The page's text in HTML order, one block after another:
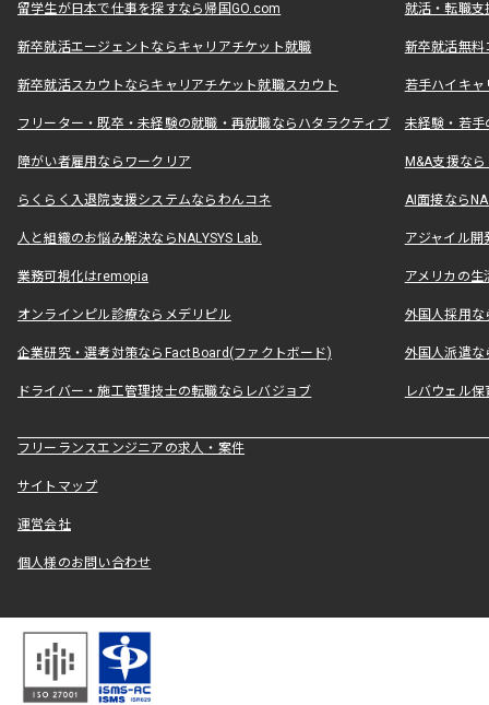
留学生が日本で仕事を探すなら帰国GO.com 就活・転職
新卒就活エージェントならキャリアチケット就職 新卒就活無料
新卒就活スカウトならキャリアチケット就職スカウト 若手ハイキ
フリーター・既卒・未経験の就職・再就職ならハタラクティブ 未経験・若手
障がい者雇用ならワークリア M&A支援な
らくらく入退院支援システムならわんコネ AI面接なら
人と組織のお悩み解決ならNALYSYS Lab. アジャイル
業務可視化はremopia アメリカの
オンラインピル診療ならメデリピル 外国人採用
企業研究・選考対策ならFactBoard(ファクトボード) 外国人派遣な
ドライバー・施工管理技士の転職ならレバジョブ レバウェル
フリーランスエンジニアの求人・案件
サイトマップ
運営会社
個人様のお問い合わせ